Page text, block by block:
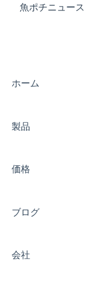
注文
お支払い
お肉の用語
魚ポチニュース
ホーム
製品
価格
ブログ
会社